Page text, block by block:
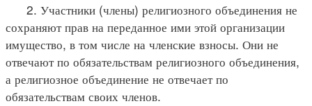
2. Участники (члены) религиозного объединения не
сохраняют прав на переданное ими этой организации
имущество, в том числе на членские взносы. Они не
отвечают по обязательствам религиозного объединения,
а религиозное объединение не отвечает по
обязательствам своих членов.